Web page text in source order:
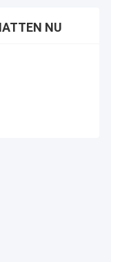
NU